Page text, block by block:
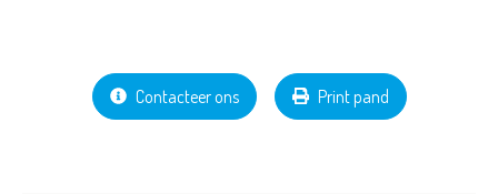
Contacteer ons Print pand